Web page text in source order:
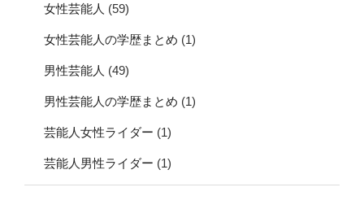
女性芸能人 (59)
女性芸能人の学歴まとめ (1)
男性芸能人 (49)
男性芸能人の学歴まとめ (1)
芸能人女性ライダー (1)
芸能人男性ライダー (1)